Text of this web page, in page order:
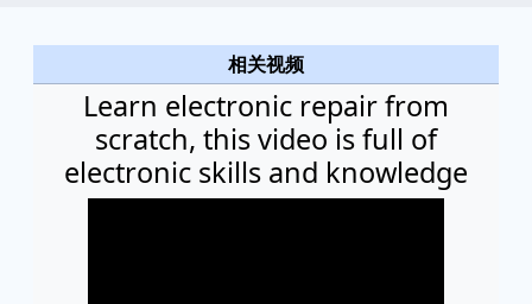
相关视频
Learn electronic repair from
scratch, this video is full of
electronic skills and knowledge